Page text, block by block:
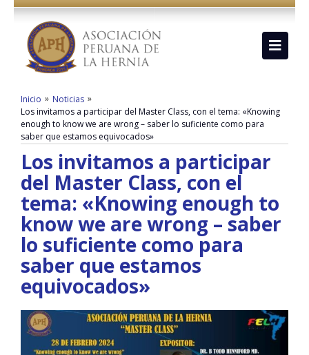
Inicio » Noticias »
Los invitamos a participar del Master Class, con el tema: «Knowing
enough to know we are wrong – saber lo suficiente como para
saber que estamos equivocados»
Los invitamos a participar
del Master Class, con el
tema: «Knowing enough to
know we are wrong – saber
lo suficiente como para
saber que estamos
equivocados»